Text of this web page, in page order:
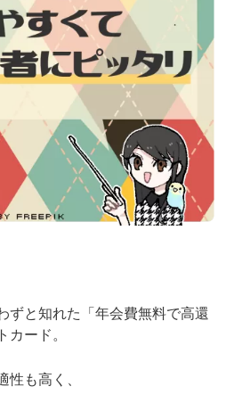
ずと知れた「年会費無料で高還
ード。
も高く、